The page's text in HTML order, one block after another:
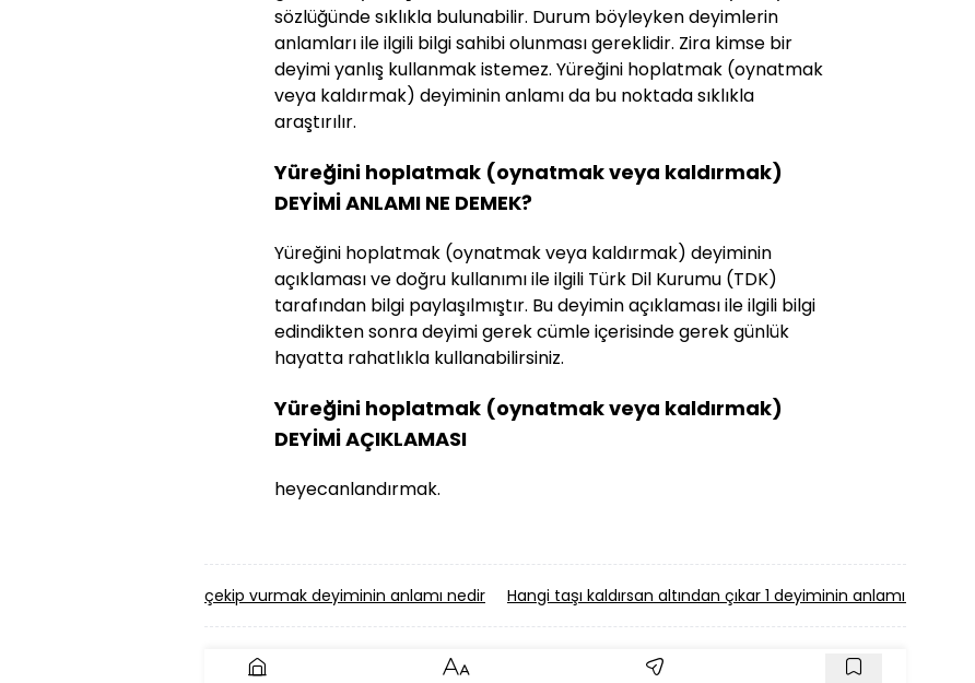
sözlüğünde sıklıkla bulunabilir. Durum böyleyken deyimlerin
anlamları ile ilgili bilgi sahibi olunması gereklidir. Zira kimse bir
deyimi yanlış kullanmak istemez. Yüreğini hoplatmak (oynatmak
veya kaldırmak) deyiminin anlamı da bu noktada sıklıkla
araştırılır.
Yüreğini hoplatmak (oynatmak veya kaldırmak)
DEYİMİ ANLAMI NE DEMEK?
Yüreğini hoplatmak (oynatmak veya kaldırmak) deyiminin
açıklaması ve doğru kullanımı ile ilgili Türk Dil Kurumu (TDK)
tarafından bilgi paylaşılmıştır. Bu deyimin açıklaması ile ilgili bilgi
edindikten sonra deyimi gerek cümle içerisinde gerek günlük
hayatta rahatlıkla kullanabilirsiniz.
Yüreğini hoplatmak (oynatmak veya kaldırmak)
DEYİMİ AÇIKLAMASI
heyecanlandırmak.
çekip vurmak deyiminin anlamı nedir Hangi taşı kaldırsan altından çıkar 1 deyiminin anlamı nedir